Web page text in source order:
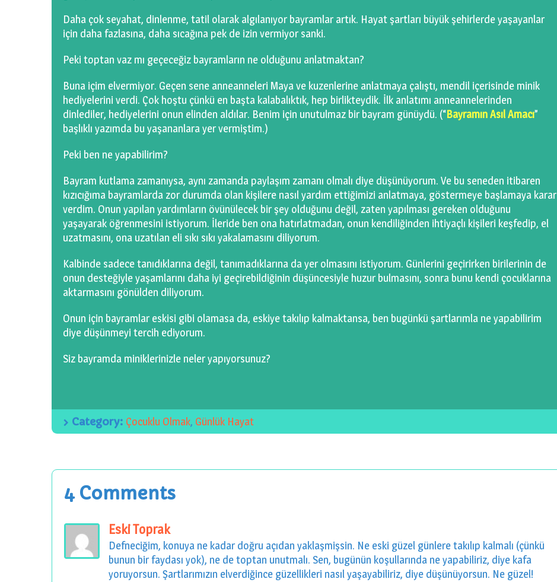
Daha çok seyahat, dinlenme, tatil olarak algılanıyor bayramlar artık. Hayat şartları büyük şehirlerde yaşayanlar
için daha fazlasına, daha sıcağına pek de izin vermiyor sanki.
Peki toptan vaz mı geçeceğiz bayramların ne olduğunu anlatmaktan?
Buna içim elvermiyor. Geçen sene anneanneleri Maya ve kuzenlerine anlatmaya çalıştı, mendil içerisinde minik
hediyelerini verdi. Çok hoştu çünkü en başta kalabalıktık, hep birlikteydik. İlk anlatımı anneannelerinden
dinlediler, hediyelerini onun elinden aldılar. Benim için unutulmaz bir bayram günüydü. (“Bayramın Asıl Amacı”
başlıklı yazımda bu yaşananlara yer vermiştim.)
Peki ben ne yapabilirim?
Bayram kutlama zamanıysa, aynı zamanda paylaşım zamanı olmalı diye düşünüyorum. Ve bu seneden itibaren
kızıcığıma bayramlarda zor durumda olan kişilere nasıl yardım ettiğimizi anlatmaya, göstermeye başlamaya karar
verdim. Onun yapılan yardımların övünülecek bir şey olduğunu değil, zaten yapılması gereken olduğunu
yaşayarak öğrenmesini istiyorum. İleride ben ona hatırlatmadan, onun kendiliğinden ihtiyaçlı kişileri keşfedip, el
uzatmasını, ona uzatılan eli sıkı sıkı yakalamasını diliyorum.
Kalbinde sadece tanıdıklarına değil, tanımadıklarına da yer olmasını istiyorum. Günlerini geçirirken birilerinin de
onun desteğiyle yaşamlarını daha iyi geçirebildiğinin düşüncesiyle huzur bulmasını, sonra bunu kendi çocuklarına
aktarmasını gönülden diliyorum.
Onun için bayramlar eskisi gibi olamasa da, eskiye takılıp kalmaktansa, ben bugünkü şartlarımla ne yapabilirim
diye düşünmeyi tercih ediyorum.
Siz bayramda miniklerinizle neler yapıyorsunuz?
Category: Çocuklu Olmak, Günlük Hayat
4 Comments
Eski Toprak
Defneciğim, konuya ne kadar doğru açıdan yaklaşmişsin. Ne eski güzel günlere takılıp kalmalı (çünkü
bunun bir faydası yok), ne de toptan unutmalı. Sen, bugünün koşullarında ne yapabiliriz, diye kafa
yoruyorsun. Şartlarımızın elverdiğince güzellikleri nasıl yaşayabiliriz, diye düşünüyorsun. Ne güzel!